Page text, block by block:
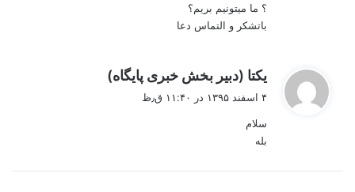
؟ ما میتونیم بریم؟
باتشکر و التماس دعا
یکتا (دبیر بخش خبری پایگاه)
۴ اسفند ۱۳۹۵ در ۱۱:۴۰ ق٫ظ
سلام
بله